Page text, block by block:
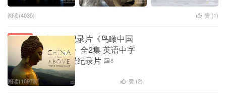
阅读(4035) 赞 (1)
生态地理
国家地理纪录片《鸟瞰中国
China from Above》全2集 英语中字
720P高清 中国风景纪录片
8
阅读(10973) 赞 (2)